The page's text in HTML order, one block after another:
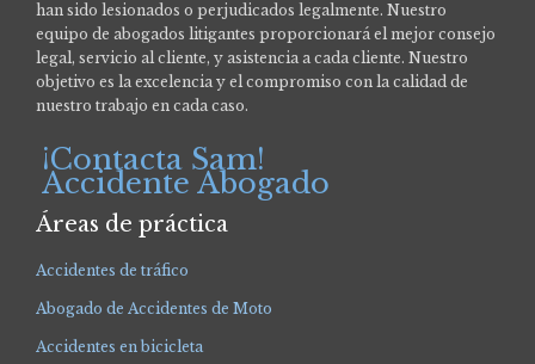
han sido lesionados o perjudicados legalmente. Nuestro
equipo de abogados litigantes proporcionará el mejor consejo
legal, servicio al cliente, y asistencia a cada cliente. Nuestro
objetivo es la excelencia y el compromiso con la calidad de
nuestro trabajo en cada caso.
¡Contacta Sam!
Accidente Abogado
Áreas de práctica
Accidentes de tráfico
Abogado de Accidentes de Moto
Accidentes en bicicleta